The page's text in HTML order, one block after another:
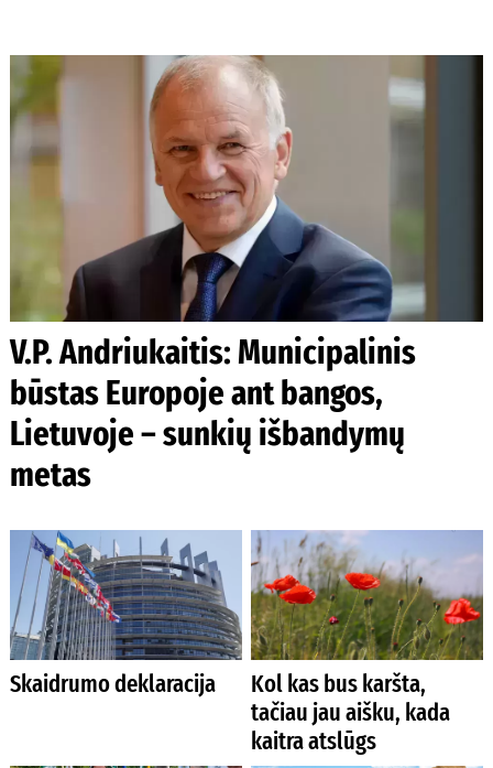
V.P. Andriukaitis: Municipalinis
būstas Europoje ant bangos,
Lietuvoje – sunkių išbandymų
metas
Skaidrumo deklaracija
Kol kas bus karšta,
tačiau jau aišku, kada
kaitra atslūgs